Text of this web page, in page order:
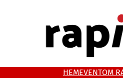
HEMEVENTOM